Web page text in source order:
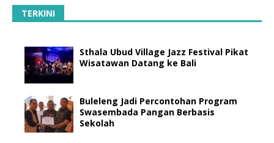
TERKINI
Sthala Ubud Village Jazz Festival Pikat
Wisatawan Datang ke Bali
Buleleng Jadi Percontohan Program
Swasembada Pangan Berbasis
Sekolah